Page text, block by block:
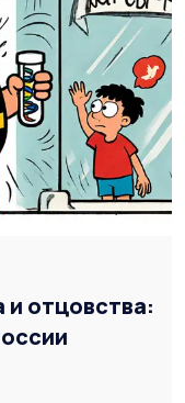
и отцовства: